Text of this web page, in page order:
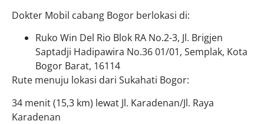
Dokter Mobil cabang Bogor berlokasi di:
Ruko Win Del Rio Blok RA No.2-3, Jl. Brigjen
Saptadji Hadipawira No.36 01/01, Semplak, Kota
Bogor Barat, 16114
Rute menuju lokasi dari Sukahati Bogor:
34 menit (15,3 km) lewat Jl. Karadenan/Jl. Raya
Karadenan